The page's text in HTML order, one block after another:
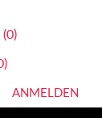
(0)
ANMELDEN